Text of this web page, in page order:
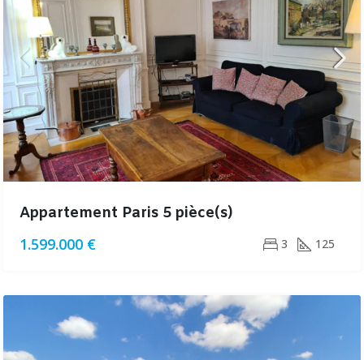
Appartement Paris 5 pièce(s)
1.599.000 €
3 125